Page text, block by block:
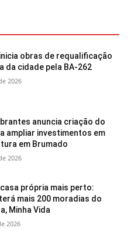
obras de requalificação
da cidade pela BA-262
2026
anuncia criação do
ampliar investimentos em
em Brumado
2026
própria mais perto:
mais 200 moradias do
Minha Vida
2026